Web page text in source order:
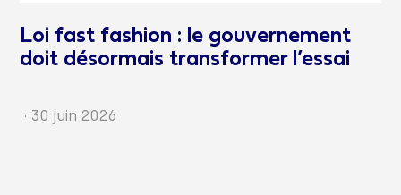
Loi fast fashion : le gouvernement
doit désormais transformer l’essai
· 30 juin 2026